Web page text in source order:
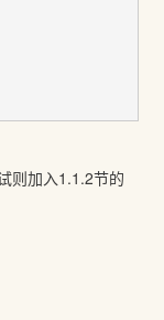
则加入1.1.2节的